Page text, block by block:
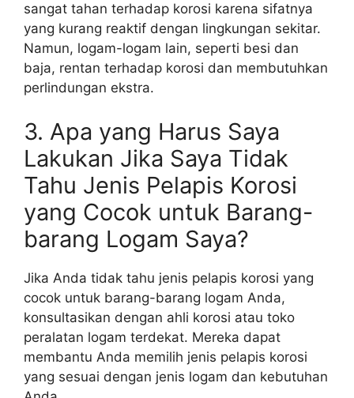
sangat tahan terhadap korosi karena sifatnya
yang kurang reaktif dengan lingkungan sekitar.
Namun, logam-logam lain, seperti besi dan
baja, rentan terhadap korosi dan membutuhkan
perlindungan ekstra.
3. Apa yang Harus Saya
Lakukan Jika Saya Tidak
Tahu Jenis Pelapis Korosi
yang Cocok untuk Barang-
barang Logam Saya?
Jika Anda tidak tahu jenis pelapis korosi yang
cocok untuk barang-barang logam Anda,
konsultasikan dengan ahli korosi atau toko
peralatan logam terdekat. Mereka dapat
membantu Anda memilih jenis pelapis korosi
yang sesuai dengan jenis logam dan kebutuhan